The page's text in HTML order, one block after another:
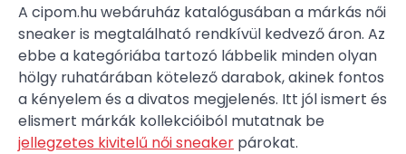
A cipom.hu webáruház katalógusában a márkás női
sneaker is megtalálható rendkívül kedvező áron. Az
ebbe a kategóriába tartozó lábbelik minden olyan
hölgy ruhatárában kötelező darabok, akinek fontos
a kényelem és a divatos megjelenés. Itt jól ismert és
elismert márkák kollekcióiból mutatnak be
jellegzetes kivitelű női sneaker párokat.